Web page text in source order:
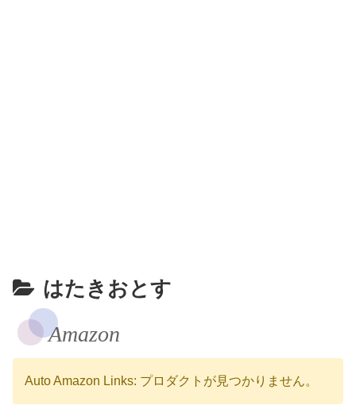
はたきおとす
Amazon
Auto Amazon Links: プロダクトが見つかりません。